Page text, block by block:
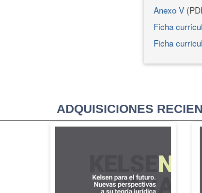
Anexo V
Ficha
Ficha
ADQUISICIONES